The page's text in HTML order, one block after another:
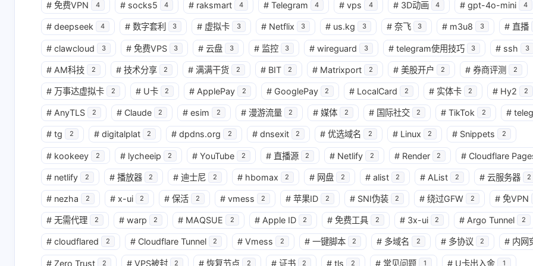
# 免费VPN 4 # socks5 4 # raksmart 4 # Telegram 4 # vps 4 # 3D动画 4 # gpt-4o-mini 4
# deepseek 4 # 数字套利 3 # 虚拟卡 3 # Netflix 3 # us.kg 3 # 奈飞 3 # m3u8 3 # 直播
# clawcloud 3 # 免费VPS 3 # 云盘 3 # 监控 3 # wireguard 3 # telegram使用技巧 3 # ssh 3
# AM科技 2 # 技术分享 2 # 满满干货 2 # BIT 2 # Matrixport 2 # 美股开户 2 # 券商评测 2
# 万事达虚拟卡 2 # U卡 2 # ApplePay 2 # GooglePay 2 # LocalCard 2 # 实体卡 2 # Hy2 2
# AnyTLS 2 # Claude 2 # esim 2 # 漫游流量 2 # 媒体 2 # 国际社交 2 # TikTok 2 #
# tg 2 # digitalplat 2 # dpdns.org 2 # dnsexit 2 # 优选域名 2 # Linux 2 # Snippets 2
# kookeey 2 # lycheeip 2 # YouTube 2 # 直播源 2 # Netlify 2 # Render 2 # Cloudflare
# netlify 2 # 播放器 2 # 迪士尼 2 # hbomax 2 # 网盘 2 # alist 2 # AList 2 # 云服务器 2
# nezha 2 # x-ui 2 # 保活 2 # vmess 2 # 苹果ID 2 # SNI伪装 2 # 绕过GFW 2 # 免VPN
# 无需代理 2 # warp 2 # MAQSUE 2 # Apple ID 2 # 免费工具 2 # 3x-ui 2 # Argo Tunnel 2
# cloudflared 2 # Cloudflare Tunnel 2 # Vmess 2 # 一键脚本 2 # 多域名 2 # 多协议 2 # 内网
# Zero Trust 2 # VPS被封 2 # 恢复节点 2 # 证书 2 # tls 2 # 常见问题 1 # U卡出入金 1